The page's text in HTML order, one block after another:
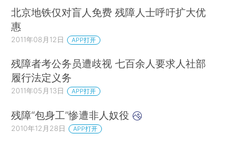
北京地铁仅对盲人免费 残障人士呼吁扩大优
惠
2011年08月12日 APP打开
残障者考公务员遭歧视 七百余人要求人社部
履行法定义务
2011年05月13日 APP打开
残障“包身工”惨遭非人奴役
2010年12月28日 APP打开